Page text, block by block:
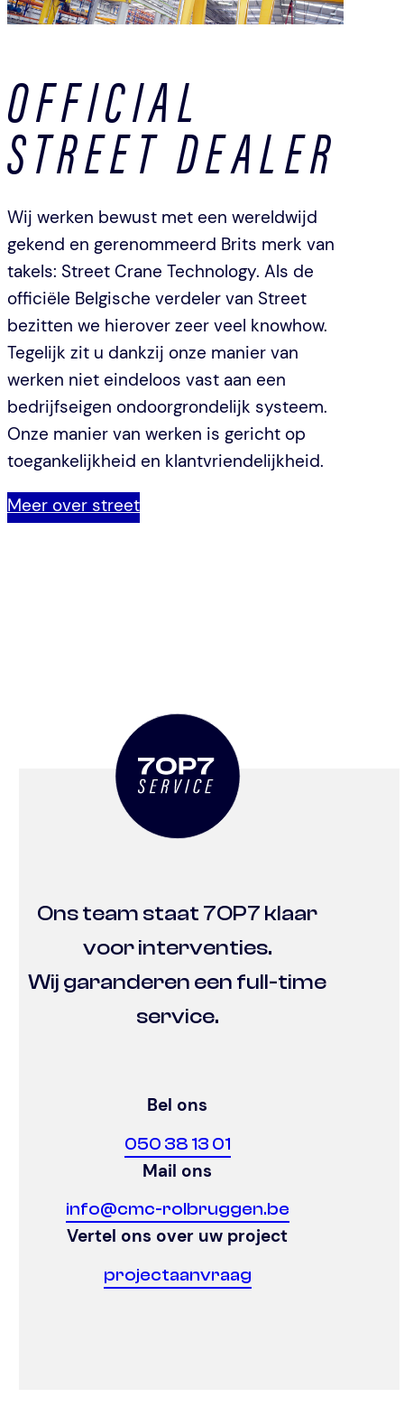
OFFICIAL
STREET DEALER
Wij werken bewust met een wereldwijd
gekend en gerenommeerd Brits merk van
takels: Street Crane Technology. Als de
officiële Belgische verdeler van Street
bezitten we hierover zeer veel knowhow.
Tegelijk zit u dankzij onze manier van
werken niet eindeloos vast aan een
bedrijfseigen ondoorgrondelijk systeem.
Onze manier van werken is gericht op
toegankelijkheid en klantvriendelijkheid.
Meer over street
Ons team staat 7OP7 klaar
voor interventies.
Wij garanderen een full-time
service.
Bel ons
050 38 13 01
Mail ons
info@cmc-rolbruggen.be
Vertel ons over uw project
projectaanvraag